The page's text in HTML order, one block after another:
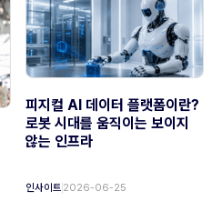
피지컬 AI 데이터 플랫폼이란?
로봇 시대를 움직이는 보이지
않는 인프라
인사이트 2026-06-25